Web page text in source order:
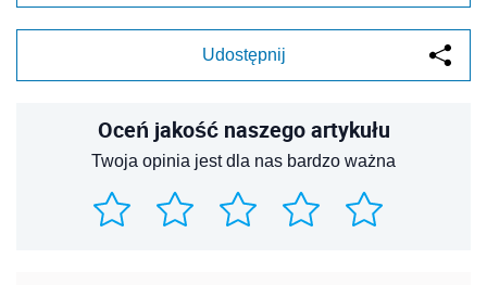
Udostępnij
Oceń jakość naszego artykułu
Twoja opinia jest dla nas bardzo ważna